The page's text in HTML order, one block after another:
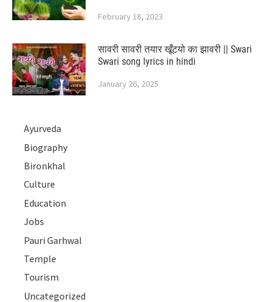
February 18, 2023
सावरी सावरी तयार खूँटयो का झावरी || Swari
Swari song lyrics in hindi
January 26, 2025
Ayurveda
Biography
Bironkhal
Culture
Education
Jobs
Pauri Garhwal
Temple
Tourism
Uncategorized